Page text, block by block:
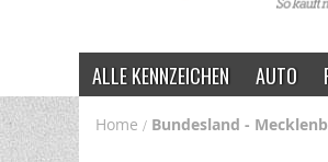
ALLE KENNZEICHEN AUTO
Home Bundesland -